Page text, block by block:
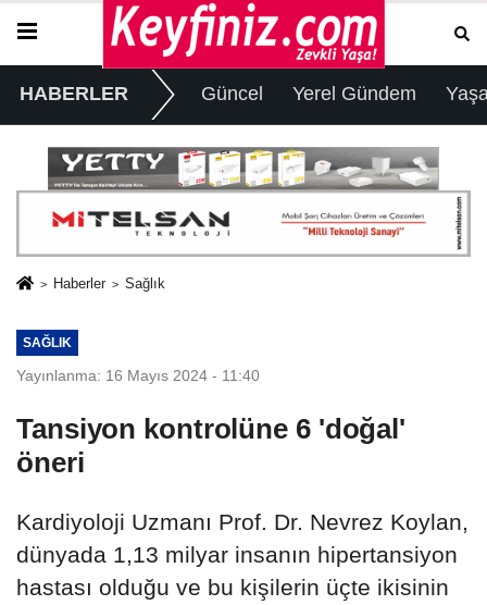
HABERLER Güncel Yerel Gündem
Haberler Sağlık
SAĞLIK
Yayınlanma: 16 Mayıs 2024 - 11:40
Tansiyon kontrolüne 6 'doğal'
öneri
Kardiyoloji Uzmanı Prof. Dr. Nevrez Koylan,
dünyada 1,13 milyar insanın hipertansiyon
hastası olduğu ve bu kişilerin üçte ikisinin